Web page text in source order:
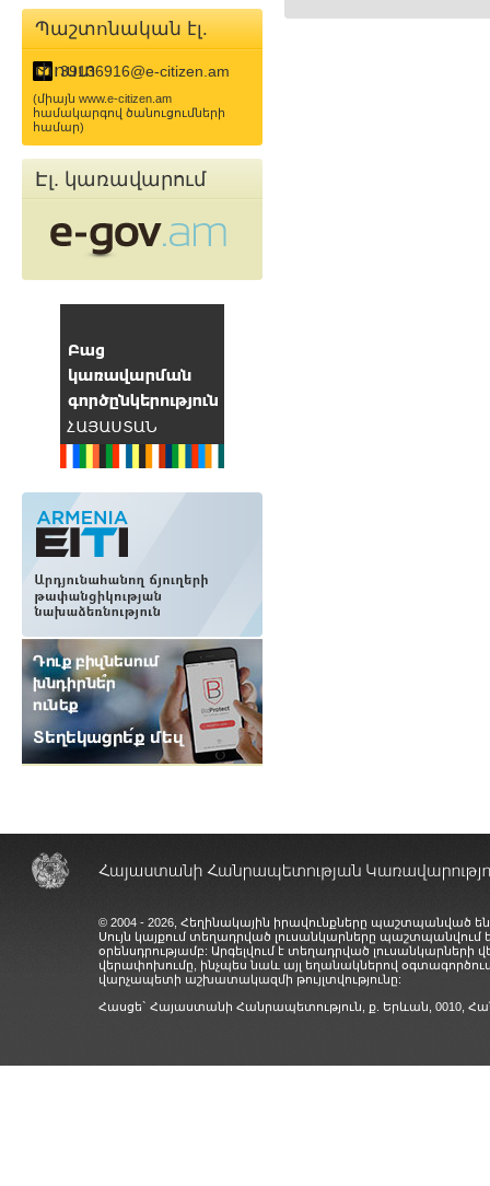
Պաշտոնական էլ.
փոստ
39136916@e-citizen.am
(միայն www.e-citizen.am
համակարգով ծանուցումների
համար)
Էլ. կառավարում
© 2004 - 2026, Հեղինակային իրավունքները պաշտպանված
Սույն կայքում տեղադրված լուսանկարները
օրենսդրությամբ: Արգելվում է տեղադրված
վերափոխումը, ինչպես նաև այլ եղանակներով
վարչապետի աշխատակազմի թույլտվությունը:
Հասցե` Հայաստանի Հանրապետություն, ք. Երևան, 0010,